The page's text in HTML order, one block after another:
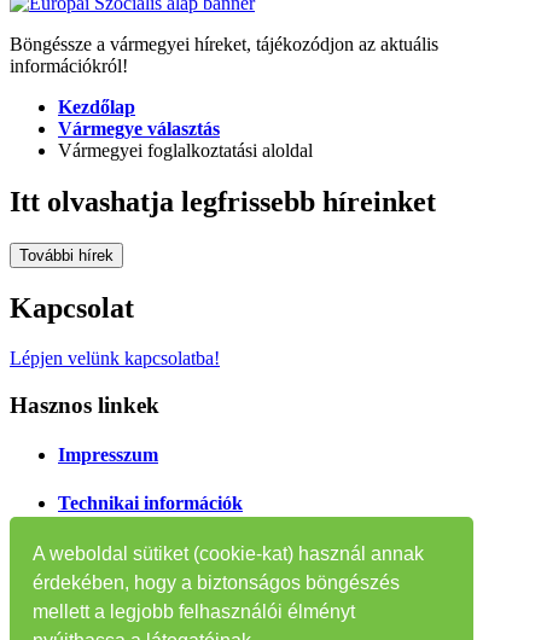
A weboldal sütiket (cookie-kat) használ annak
érdekében, hogy a biztonságos böngészés
mellett a legjobb felhasználói élményt
Böngéssze a vármegyei híreket, tájékozódjon az aktuális
információkról!
Kezdőlap
Vármegye választás
Vármegyei foglalkoztatási aloldal
Itt olvashatja legfrissebb híreinket
További hírek
Kapcsolat
Lépjen velünk kapcsolatba!
Hasznos linkek
Impresszum
Technikai információk
Oldaltérkép
Tájékoztatók